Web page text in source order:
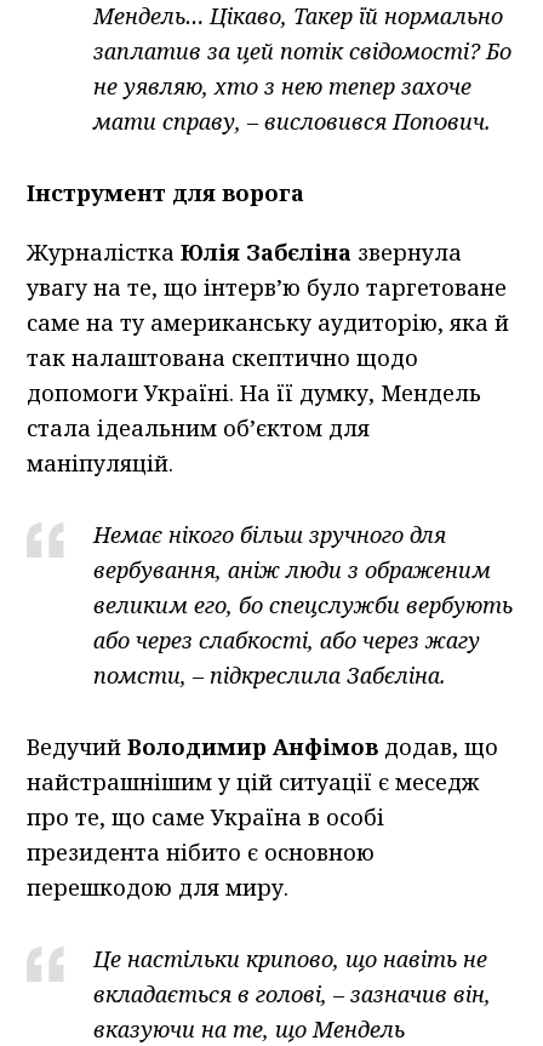
Мендель… Цікаво, Такер їй нормально
заплатив за цей потік свідомості? Бо
не уявляю, хто з нею тепер захоче
мати справу, – висловився Попович.
Інструмент для ворога
ЖурналісткаЮлія Забєліна звернула
увагу на те, що інтерв’ю було таргетоване
саме на ту американську аудиторію, яка й
так налаштована скептично щодо
допомоги Україні. На її думку, Мендель
стала ідеальним об’єктом для
маніпуляцій.
Немає нікого більш зручного для
вербування, аніж люди з ображеним
великим его, бо спецслужби вербують
або через слабкості, або через жагу
помсти, – підкреслила Забєліна.
ВедучийВолодимир Анфімов додав, що
найстрашнішим у цій ситуації є меседж
про те, що саме Україна в особі
президента нібито є основною
перешкодою для миру.
Це настільки крипово, що навіть не
вкладається в голові, – зазначив він,
вказуючи на те, що Мендель